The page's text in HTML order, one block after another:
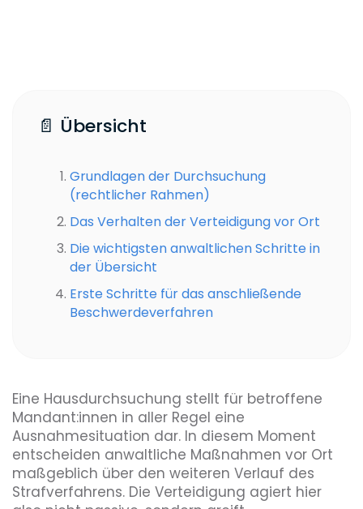
📄 Übersicht
Grundlagen der Durchsuchung
(rechtlicher Rahmen)
Das Verhalten der Verteidigung vor Ort
Die wichtigsten anwaltlichen Schritte in
der Übersicht
Erste Schritte für das anschließende
Beschwerdeverfahren
Eine Hausdurchsuchung stellt für betroffene
Mandant:innen in aller Regel eine
Ausnahmesituation dar. In diesem Moment
entscheiden anwaltliche Maßnahmen vor Ort
maßgeblich über den weiteren Verlauf des
Strafverfahrens. Die Verteidigung agiert hier